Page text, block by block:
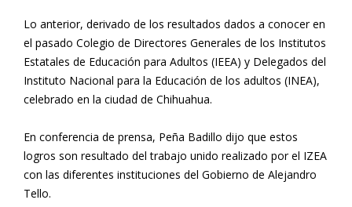
Lo anterior, derivado de los resultados dados a conocer en
el pasado Colegio de Directores Generales de los Institutos
Estatales de Educación para Adultos (IEEA) y Delegados del
Instituto Nacional para la Educación de los adultos (INEA),
celebrado en la ciudad de Chihuahua.
En conferencia de prensa, Peña Badillo dijo que estos
logros son resultado del trabajo unido realizado por el IZEA
con las diferentes instituciones del Gobierno de Alejandro
Tello.